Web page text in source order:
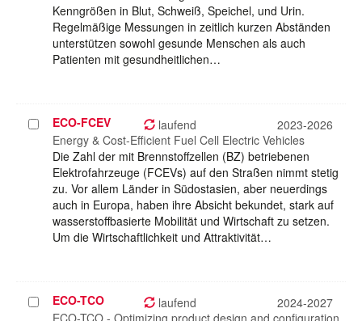
Kenngrößen in Blut, Schweiß, Speichel, und Urin.
Regelmäßige Messungen in zeitlich kurzen Abständen
unterstützen sowohl gesunde Menschen als auch
Patienten mit gesundheitlichen…
Projekt
auswählen
ECO-FCEV laufend
2023-2026
Energy & Cost-Efficient Fuel Cell Electric Vehicles
Die Zahl der mit Brennstoffzellen (BZ) betriebenen
Elektrofahrzeuge (FCEVs) auf den Straßen nimmt stetig
zu. Vor allem Länder in Südostasien, aber neuerdings
auch in Europa, haben ihre Absicht bekundet, stark auf
wasserstoffbasierte Mobilität und Wirtschaft zu setzen.
Um die Wirtschaftlichkeit und Attraktivität…
ProjektECO-TCO laufend
2024-2027